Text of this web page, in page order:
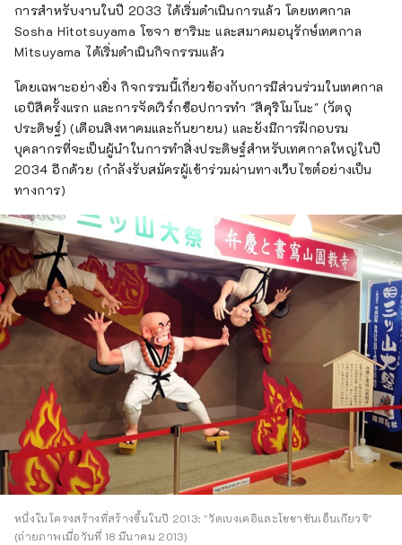
การสำหรับงานในปี 2033 ได้เริ่มดำเนินการแล้ว โดยเทศกาล
Sosha Hitotsuyama โซจา ฮาริมะ และสมาคมอนุรักษ์เทศกาล
Mitsuyama ได้เริ่มดำเนินกิจกรรมแล้ว
โดยเฉพาะอย่างยิ่ง กิจกรรมนี้เกี่ยวข้องกับการมีส่วนร่วมในเทศกาล
เอบิสึครั้งแรก และการจัดเวิร์กช็อปการทำ "สึคุริโมโนะ" (วัตถุ
ประดิษฐ์) (เดือนสิงหาคมและกันยายน) และยังมีการฝึกอบรม
บุคลากรที่จะเป็นผู้นำในการทำสิ่งประดิษฐ์สำหรับเทศกาลใหญ่ในปี
2034 อีกด้วย (กำลังรับสมัครผู้เข้าร่วมผ่านทางเว็บไซต์อย่างเป็น
ทางการ)
หนึ่งในโครงสร้างที่สร้างขึ้นในปี 2013: "วัดเบงเคอิและโชชาซันเอ็นเกียวจิ"
(ถ่ายภาพเมื่อวันที่ 18 มีนาคม 2013)